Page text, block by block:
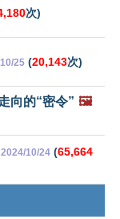
次)
25 (20,143次)
向的“密令” 🖼️
2024/10/24 (65,664